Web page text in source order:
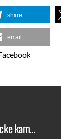
share
email
kam…